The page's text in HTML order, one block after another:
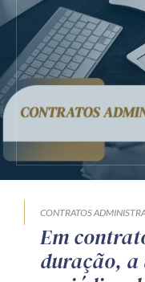
CONTRATOS
Em
duração,